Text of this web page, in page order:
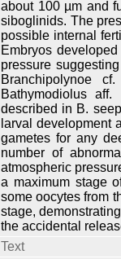
about 100 µm and
siboglinids. The
possible internal
Embryos
pressure
Branchipolynoe
Bathymodiolus
described in B.
larval development
gametes for any
number of
atmospheric
a maximum stage
some oocytes from
stage,
the accidental
Text